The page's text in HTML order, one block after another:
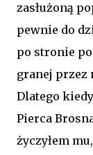
zasłużoną
pewnie do
po stronie
granej przez
Dlatego
Pierca
życzyłem